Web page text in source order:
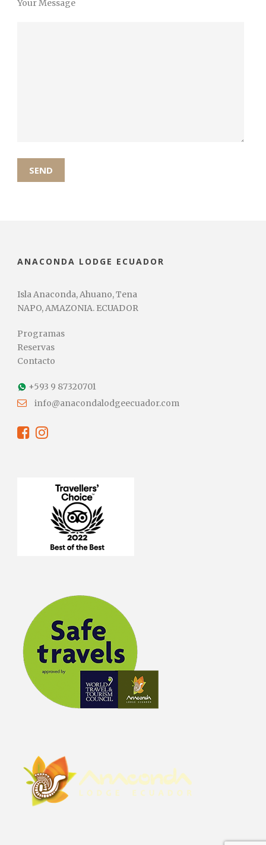
Your Message
ANACONDA LODGE ECUADOR
Isla Anaconda, Ahuano, Tena
NAPO, AMAZONIA. ECUADOR
Programas
Reservas
Contacto
+593 9 87320701
info@anacondalodgeecuador.com